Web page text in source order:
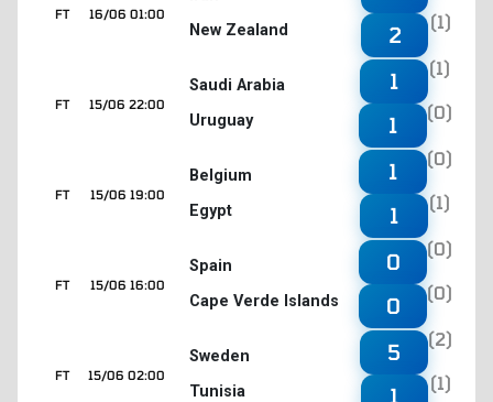
16/06 01:00
FT
New Zealand
2
(1)
15/06 22:00
FT
Saudi Arabia
Uruguay
1
(1)
1
(0)
15/06 19:00
FT
Belgium
Egypt
1
(0)
1
(1)
15/06 16:00
FT
Spain
Cape Verde Islands
0
(0)
0
(0)
15/06 02:00
FT
Sweden
Tunisia
5
(2)
1
(1)